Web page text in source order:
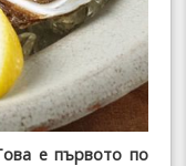
е първото по